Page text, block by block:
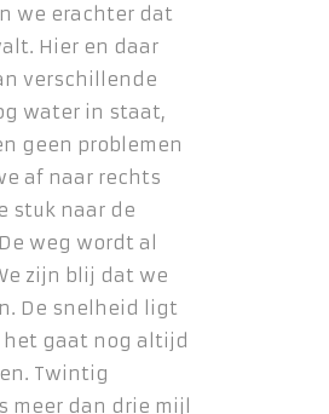
we erachter dat
Hier en daar
verschillende
water in staat,
geen problemen
af naar rechts
stuk naar de
weg wordt al
zijn blij dat we
De snelheid ligt
het gaat nog altijd
Twintig
meer dan drie mijl